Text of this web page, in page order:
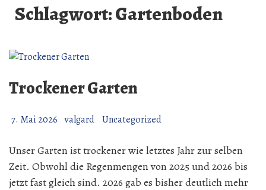
Schlagwort:Gartenboden
Trockener Garten
7. Mai 2026 valgard Uncategorized
Unser Garten ist trockener wie letztes Jahr zur selben
Zeit. Obwohl die Regenmengen von 2025 und 2026 bis
jetzt fast gleich sind. 2026 gab es bisher deutlich mehr